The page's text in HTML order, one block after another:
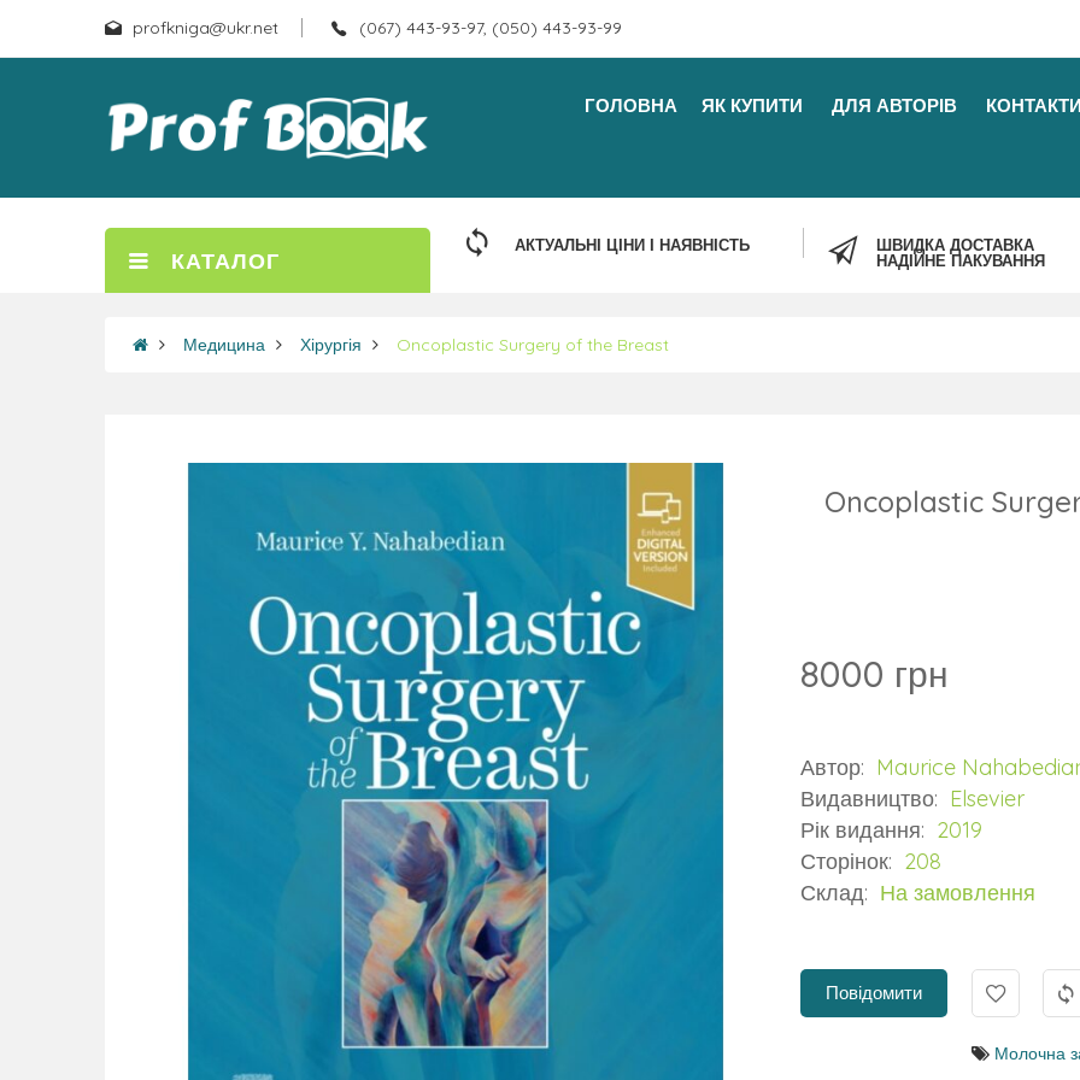
profkniga@ukr.net (067) 443-93-97, (050) 443-93-99
ГОЛОВНА ЯК КУПИТИ ДЛЯ АВТОРІВ КОНТАКТИ
КАТАЛОГ
АКТУАЛЬНІ ЦІНИ І НАЯВНІСТЬ
ШВИДКА ДОСТАВКА
НАДІЙНЕ ПАКУВАННЯ
Медицина Хірургія Oncoplastic Surgery of the Breast
Oncoplastic
8000 грн
Автор: Maurice
Видавництво: Elsevier
Рік видання: 2019
Сторінок: 208
Склад: На замовлення
Повідомити
Молочна